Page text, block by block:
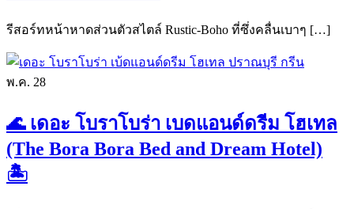
รีสอร์ทหน้าหาดส่วนตัวสไตล์ Rustic-Boho ที่ซึ่งคลื่นเบาๆ […]
พ.ค. 28
🌊 เดอะ โบราโบร่า เบดแอนด์ดรีม โฮเทล
(The Bora Bora Bed and Dream Hotel)
🏝️